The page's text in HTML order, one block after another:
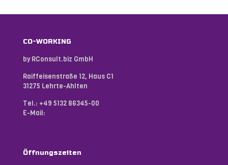
CO-WORKING
by RConsult.biz GmbH
Raiffeisenstraße 12, Haus C1
31275 Lehrte-Ahlten
Tel.: +49 5132 86345-00
E-Mail:
Öffnungszeiten